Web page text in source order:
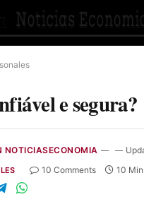
e segura?
NOTICIASECONOMIA
10 Comments 10